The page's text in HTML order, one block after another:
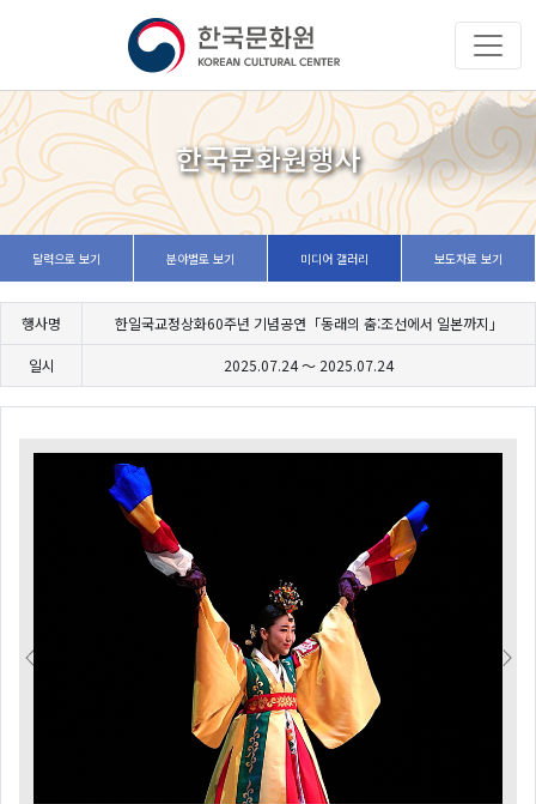
한국문화원행사
달력으로 보기 분야별로 보기 미디어 갤러리 보도자료 보기
행사명 한일국교정상화60주년 기념공연「동래의 춤:조선에서 일본까지」
일시 2025.07.24 ～ 2025.07.24
Previous Next